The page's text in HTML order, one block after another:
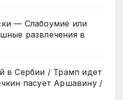
— Слабоумие или
развлечения в
в Сербии / Трамп идет
пасует Аршавину /